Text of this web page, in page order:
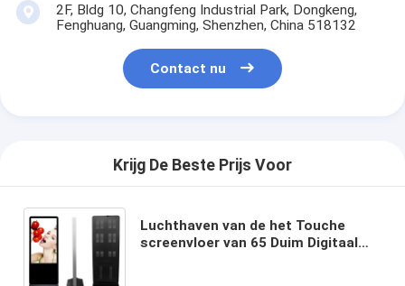
2F, Bldg 10, Changfeng Industrial Park, Dongkeng,
Fenghuang, Guangming, Shenzhen, China 518132
Contact nu
Krijg De Beste Prijs Voor
Luchthaven van de het Touche
screenvloer van 65 Duim Digitaal